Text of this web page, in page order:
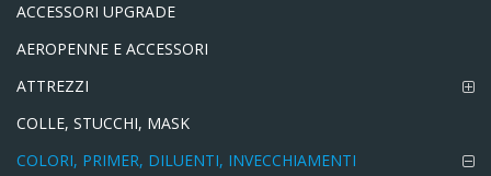
ACCESSORI UPGRADE
AEROPENNE E ACCESSORI
ATTREZZI
COLLE, STUCCHI, MASK
COLORI, PRIMER, DILUENTI, INVECCHIAMENTI